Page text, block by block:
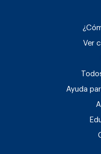
Ver
Ayuda